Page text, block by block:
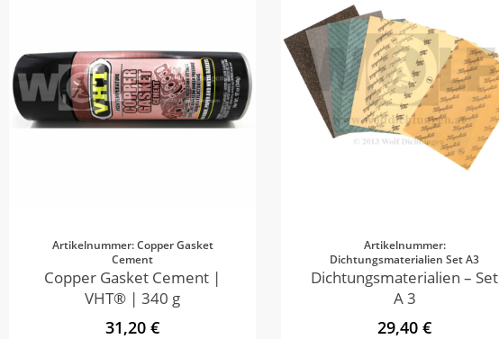
Artikelnummer: Copper Gasket
Cement
Copper Gasket Cement |
VHT® | 340 g
31,20 €
Artikelnummer:
Dichtungsmaterialien Set A3
Dichtungsmaterialien – Set
A 3
29,40 €